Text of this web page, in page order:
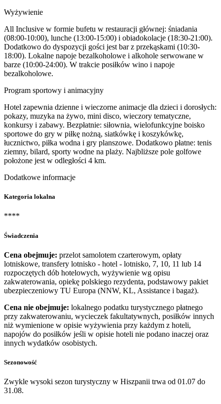
Wyżywienie
All Inclusive w formie bufetu w restauracji głównej: śniadania
(08:00-10:00), lunche (13:00-15:00) i obiadokolacje (18:30-21:00).
Dodatkowo do dyspozycji gości jest bar z przekąskami (10:30-
18:00). Lokalne napoje bezalkoholowe i alkohole serwowane w
barze (10:00-24:00). W trakcie posiłków wino i napoje
bezalkoholowe.
Program sportowy i animacyjny
Hotel zapewnia dzienne i wieczorne animacje dla dzieci i dorosłych:
pokazy, muzyka na żywo, mini disco, wieczory tematyczne,
konkursy i zabawy. Bezpłatnie: siłownia, wielofunkcyjne boisko
sportowe do gry w piłkę nożną, siatkówkę i koszykówkę,
łucznictwo, piłka wodna i gry planszowe. Dodatkowo płatne: tenis
ziemny, bilard, sporty wodne na plaży. Najbliższe pole golfowe
położone jest w odległości 4 km.
Dodatkowe informacje
Kategoria lokalna
****
Świadczenia
Cena obejmuje: przelot samolotem czarterowym, opłaty
lotniskowe, transfery lotnisko - hotel - lotnisko, 7, 10, 11 lub 14
rozpoczętych dób hotelowych, wyżywienie wg opisu
zakwaterowania, opiekę polskiego rezydenta, podstawowy pakiet
ubezpieczeniowy TU Europa (NNW, KL, Assistance i bagaż).
Cena nie obejmuje: lokalnego podatku turystycznego płatnego
przy zakwaterowaniu, wycieczek fakultatywnych, posiłków innych
niż wymienione w opisie wyżywienia przy każdym z hoteli,
napojów do posiłków jeśli w opisie hoteli nie podano inaczej oraz
innych wydatków osobistych.
Sezonowość
Zwykle wysoki sezon turystyczny w Hiszpanii trwa od 01.07 do
31.08.